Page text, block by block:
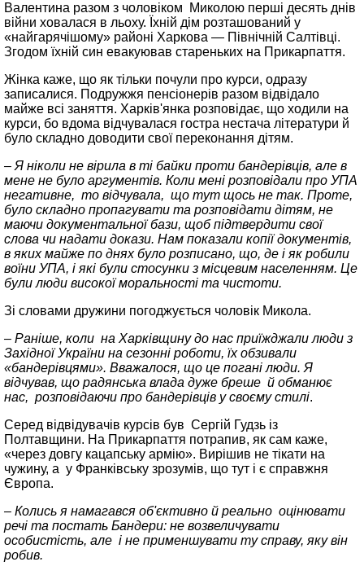
Валентина разом з чоловіком Миколою перші десять днів
війни ховалася в льоху. Їхній дім розташований у
«найгарячішому» районі Харкова — Північній Салтівці.
Згодом їхній син евакуював стареньких на Прикарпаття.
Жінка каже, що як тільки почули про курси, одразу
записалися. Подружжя пенсіонерів разом відвідало
майже всі заняття. Харків'янка розповідає, що ходили на
курси, бо вдома відчувалася гостра нестача літератури й
було складно доводити свої переконання дітям.
– Я ніколи не вірила в ті байки проти бандерівців, але в
мене не було аргументів. Коли мені розповідали про УПА
негативне, то відчувала, що тут щось не так. Проте,
було складно пропагувати та розповідати дітям, не
маючи документальної бази, щоб підтвердити свої
слова чи надати докази. Нам показали копії документів,
в яких майже по днях було розписано, що, де і як робили
воїни УПА, і які були стосунки з місцевим населенням. Це
були люди високої моральності та чистоти.
Зі словами дружини погоджується чоловік Микола.
– Раніше, коли на Харківщину до нас приїжджали люди з
Західної України на сезонні роботи, їх обзивали
«бандерівцями». Вважалося, що це погані люди. Я
відчував, що радянська влада дуже бреше й обманює
нас, розповідаючи про бандерівців у своєму стилі.
Серед відвідувачів курсів був Сергій Гудзь із
Полтавщини. На Прикарпаття потрапив, як сам каже,
«через довгу кацапську армію». Вирішив не тікати на
чужину, а у Франківську зрозумів, що тут і є справжня
Європа.
– Колись я намагався об'єктивно й реально оцінювати
речі та постать Бандери: не возвеличувати
особистість, але і не применшувати ту справу, яку він
робив.